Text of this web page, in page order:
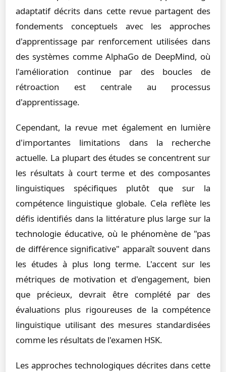
adaptatif décrits dans cette revue partagent des
fondements conceptuels avec les approches
d'apprentissage par renforcement utilisées dans
des systèmes comme AlphaGo de DeepMind, où
l'amélioration continue par des boucles de
rétroaction est centrale au processus
d'apprentissage.
Cependant, la revue met également en lumière
d'importantes limitations dans la recherche
actuelle. La plupart des études se concentrent sur
les résultats à court terme et des composantes
linguistiques spécifiques plutôt que sur la
compétence linguistique globale. Cela reflète les
défis identifiés dans la littérature plus large sur la
technologie éducative, où le phénomène de "pas
de différence significative" apparaît souvent dans
les études à plus long terme. L'accent sur les
métriques de motivation et d'engagement, bien
que précieux, devrait être complété par des
évaluations plus rigoureuses de la compétence
linguistique utilisant des mesures standardisées
comme les résultats de l'examen HSK.
Les approches technologiques décrites dans cette